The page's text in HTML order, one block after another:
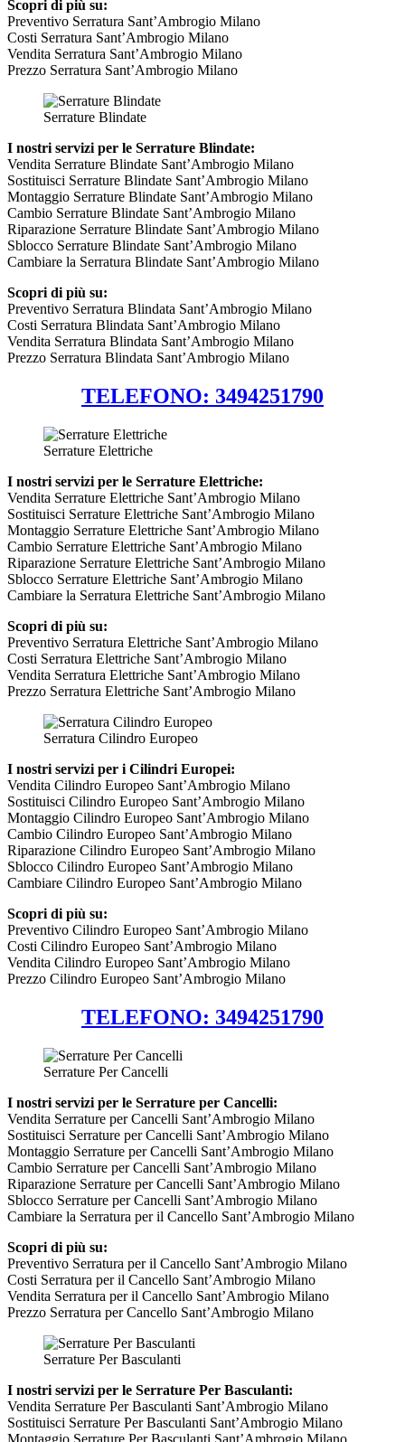
Scopri di più su:
Preventivo Serratura Sant’Ambrogio Milano
Costi Serratura Sant’Ambrogio Milano
Vendita Serratura Sant’Ambrogio Milano
Prezzo Serratura Sant’Ambrogio Milano
Serrature Blindate
I nostri servizi per le Serrature Blindate:
Vendita Serrature Blindate Sant’Ambrogio Milano
Sostituisci Serrature Blindate Sant’Ambrogio Milano
Montaggio Serrature Blindate Sant’Ambrogio Milano
Cambio Serrature Blindate Sant’Ambrogio Milano
Riparazione Serrature Blindate Sant’Ambrogio Milano
Sblocco Serrature Blindate Sant’Ambrogio Milano
Cambiare la Serratura Blindate Sant’Ambrogio Milano
Scopri di più su:
Preventivo Serratura Blindata Sant’Ambrogio Milano
Costi Serratura Blindata Sant’Ambrogio Milano
Vendita Serratura Blindata Sant’Ambrogio Milano
Prezzo Serratura Blindata Sant’Ambrogio Milano
TELEFONO: 3494251790
Serrature Elettriche
I nostri servizi per le Serrature Elettriche:
Vendita Serrature Elettriche Sant’Ambrogio Milano
Sostituisci Serrature Elettriche Sant’Ambrogio Milano
Montaggio Serrature Elettriche Sant’Ambrogio Milano
Cambio Serrature Elettriche Sant’Ambrogio Milano
Riparazione Serrature Elettriche Sant’Ambrogio Milano
Sblocco Serrature Elettriche Sant’Ambrogio Milano
Cambiare la Serratura Elettriche Sant’Ambrogio Milano
Scopri di più su:
Preventivo Serratura Elettriche Sant’Ambrogio Milano
Costi Serratura Elettriche Sant’Ambrogio Milano
Vendita Serratura Elettriche Sant’Ambrogio Milano
Prezzo Serratura Elettriche Sant’Ambrogio Milano
Serratura Cilindro Europeo
I nostri servizi per i Cilindri Europei:
Vendita Cilindro Europeo Sant’Ambrogio Milano
Sostituisci Cilindro Europeo Sant’Ambrogio Milano
Montaggio Cilindro Europeo Sant’Ambrogio Milano
Cambio Cilindro Europeo Sant’Ambrogio Milano
Riparazione Cilindro Europeo Sant’Ambrogio Milano
Sblocco Cilindro Europeo Sant’Ambrogio Milano
Cambiare Cilindro Europeo Sant’Ambrogio Milano
Scopri di più su:
Preventivo Cilindro Europeo Sant’Ambrogio Milano
Costi Cilindro Europeo Sant’Ambrogio Milano
Vendita Cilindro Europeo Sant’Ambrogio Milano
Prezzo Cilindro Europeo Sant’Ambrogio Milano
TELEFONO: 3494251790
Serrature Per Cancelli
I nostri servizi per le Serrature per Cancelli:
Vendita Serrature per Cancelli Sant’Ambrogio Milano
Sostituisci Serrature per Cancelli Sant’Ambrogio Milano
Montaggio Serrature per Cancelli Sant’Ambrogio Milano
Cambio Serrature per Cancelli Sant’Ambrogio Milano
Riparazione Serrature per Cancelli Sant’Ambrogio Milano
Sblocco Serrature per Cancelli Sant’Ambrogio Milano
Cambiare la Serratura per il Cancello Sant’Ambrogio Milano
Scopri di più su:
Preventivo Serratura per il Cancello Sant’Ambrogio Milano
Costi Serratura per il Cancello Sant’Ambrogio Milano
Vendita Serratura per il Cancello Sant’Ambrogio Milano
Prezzo Serratura per Cancello Sant’Ambrogio Milano
Serrature Per Basculanti
I nostri servizi per le Serrature Per Basculanti:
Vendita Serrature Per Basculanti Sant’Ambrogio Milano
Sostituisci Serrature Per Basculanti Sant’Ambrogio Milano
Montaggio Serrature Per Basculanti Sant’Ambrogio Milano